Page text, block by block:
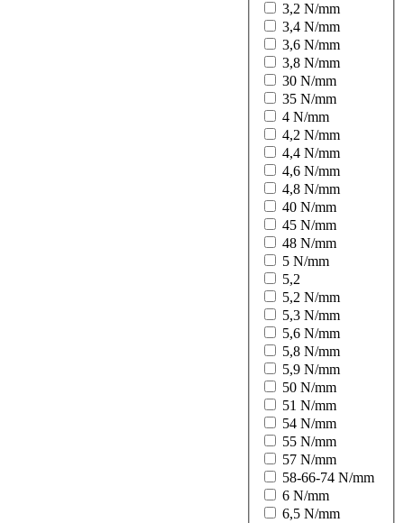
3,2 N/mm
3,4 N/mm
3,6 N/mm
3,8 N/mm
30 N/mm
35 N/mm
4 N/mm
4,2 N/mm
4,4 N/mm
4,6 N/mm
4,8 N/mm
40 N/mm
45 N/mm
48 N/mm
5 N/mm
5,2
5,2 N/mm
5,3 N/mm
5,6 N/mm
5,8 N/mm
5,9 N/mm
50 N/mm
51 N/mm
54 N/mm
55 N/mm
57 N/mm
58-66-74 N/mm
6 N/mm
6,5 N/mm